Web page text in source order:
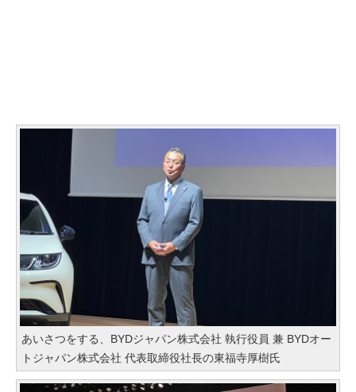
あいさつをする、BYDジャパン株式会社 執行役員 兼 BYDオー
トジャパン株式会社 代表取締役社長の東福寺厚樹氏